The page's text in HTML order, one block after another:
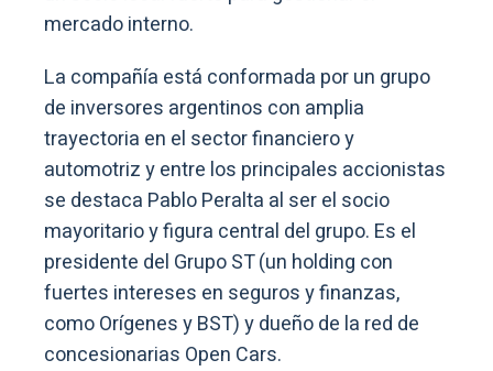
mercado interno.
La compañía está conformada por un grupo
de inversores argentinos con amplia
trayectoria en el sector financiero y
automotriz y entre los principales accionistas
se destaca Pablo Peralta al ser el socio
mayoritario y figura central del grupo. Es el
presidente del Grupo ST (un holding con
fuertes intereses en seguros y finanzas,
como Orígenes y BST) y dueño de la red de
concesionarias Open Cars.